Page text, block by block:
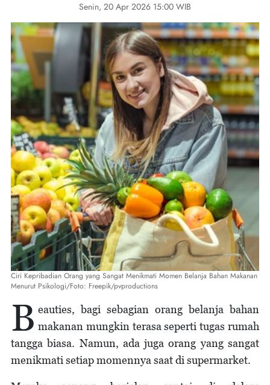
Senin, 20 Apr 2026 15:00 WIB
Ciri Kepribadian Orang yang Sangat Menikmati Momen Belanja Bahan Makanan
Menurut Psikologi/Foto: Freepik/pvproductions
B eauties, bagi sebagian orang belanja bahan
makanan mungkin terasa seperti tugas rumah
tangga biasa. Namun, ada juga orang yang sangat
menikmati setiap momennya saat di supermarket.